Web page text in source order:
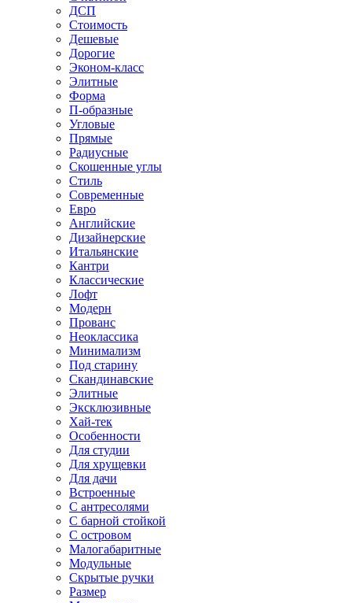
ДСП
Стоимость
Дешевые
Дорогие
Эконом-класс
Элитные
Форма
П-образные
Угловые
Прямые
Радиусные
Скошенные углы
Стиль
Современные
Евро
Английские
Дизайнерские
Итальянские
Кантри
Классические
Лофт
Модерн
Прованс
Неоклассика
Минимализм
Под старину
Скандинавские
Элитные
Эксклюзивные
Хай-тек
Особенности
Для студии
Для хрущевки
Для дачи
Встроенные
С антресолями
С барной стойкой
С островом
Малогабаритные
Модульные
Скрытые ручки
Размер